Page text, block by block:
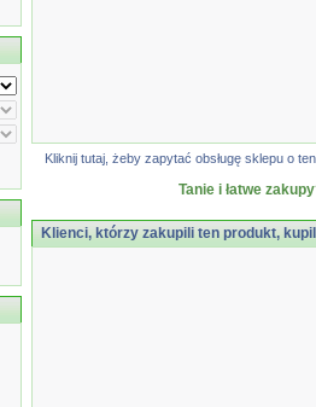
Kliknij tutaj, żeby zapytać obsługę sklepu o
Tanie i łatwe
Klienci, którzy zakupili ten produkt,